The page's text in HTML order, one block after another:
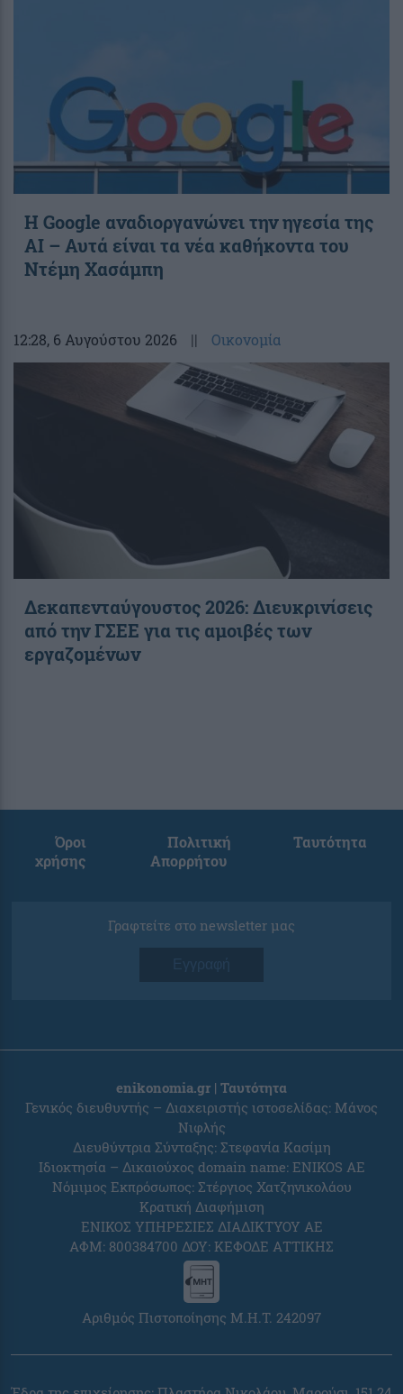
Η Google αναδιοργανώνει την ηγεσία της
AI – Αυτά είναι τα νέα καθήκοντα του
Ντέμη Χασάμπη
12:28, 6 Αυγούστου 2026 || Οικονομία
Δεκαπενταύγουστος 2026: Διευκρινίσεις
από την ΓΣΕΕ για τις αμοιβές των
εργαζομένων
Όροι
χρήσης
Πολιτική
Απορρήτου
Ταυτότητα
Γραφτείτε στο newsletter μας
Εγγραφή
enikonomia.gr | Ταυτότητα
Γενικός διευθυντής – Διαχειριστής ιστοσελίδας: Μάνος
Νιφλής
Διευθύντρια Σύνταξης: Στεφανία Κασίμη
Ιδιοκτησία – Δικαιούχος domain name: ENIKOS AE
Νόμιμος Εκπρόσωπος: Στέργιος Χατζηνικολάου
Κρατική Διαφήμιση
ΕΝΙΚΟΣ ΥΠΗΡΕΣΙΕΣ ΔΙΑΔΙΚΤΥΟΥ ΑΕ
ΑΦΜ: 800384700 ΔΟΥ: ΚΕΦΟΔΕ ΑΤΤΙΚΗΣ
Αριθμός Πιστοποίησης Μ.Η.Τ. 242097